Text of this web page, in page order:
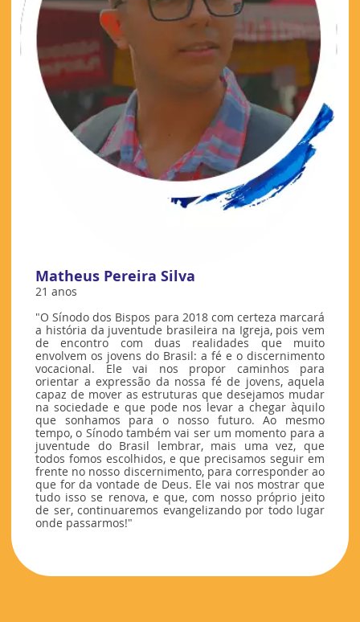
Matheus Pereira Silva
21 anos
"O Sínodo dos Bispos para 2018 com certeza marcará
a história da juventude brasileira na Igreja, pois vem
de encontro com duas realidades que muito
envolvem os jovens do Brasil: a fé e o discernimento
vocacional. Ele vai nos propor caminhos para
orientar a expressão da nossa fé de jovens, aquela
capaz de mover as estruturas que desejamos mudar
na sociedade e que pode nos levar a chegar àquilo
que sonhamos para o nosso futuro. Ao mesmo
tempo, o Sínodo também vai ser um momento para a
juventude do Brasil lembrar, mais uma vez, que
todos fomos escolhidos, e que precisamos seguir em
frente no nosso discernimento, para corresponder ao
que for da vontade de Deus. Ele vai nos mostrar que
tudo isso se renova, e que, com nosso próprio jeito
de ser, continuaremos evangelizando por todo lugar
onde passarmos!"